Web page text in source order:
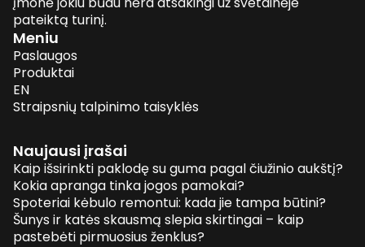
pateiktą turinį.
Meniu
Paslaugos
Produktai
EN
Straipsnių talpinimo taisyklės
Naujausi įrašai
Kaip išsirinkti paklodę su guma pagal čiužinio aukštį?
Kokia apranga tinka jogos pamokai?
Spoteriai kėbulo remontui: kada jie tampa būtini?
Šunys ir katės skausmą slepia skirtingai – kaip
pastebėti pirmuosius ženklus?